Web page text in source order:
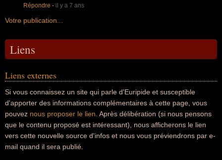
Répondre - il y a 7 ans
Votre publication...
Liens
Liens externes
Si vous connaissez un site qui parle d'Euripide et susceptible
d'apporter des informations complémentaires à cette page, vous
pouvez nous proposer le lien . Après délibération (si nous pensons
que le contenu proposé est intéressant), nous afficherons le lien
vers cette nouvelle source d'infos et nous vous préviendrons par e-
mail quand il sera publié.